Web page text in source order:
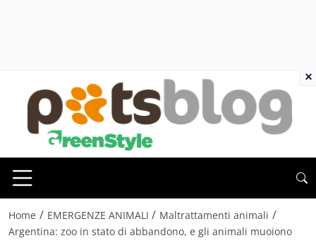
Home / EMERGENZE ANIMALI / Maltrattamenti animali /
Argentina: zoo in stato di abbandono, e gli animali muoiono
×